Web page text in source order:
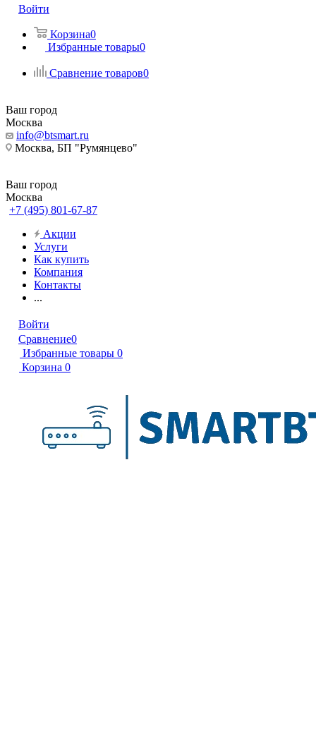
Войти
Корзина0
Избранные товары0
Сравнение товаров0
Ваш город
Москва
info@btsmart.ru
Москва, БП "Румянцево"
Ваш город
Москва
+7 (495) 801-67-87
Акции
Услуги
Как купить
Компания
Контакты
...
Войти
Сравнение0
Избранные товары 0
Корзина 0